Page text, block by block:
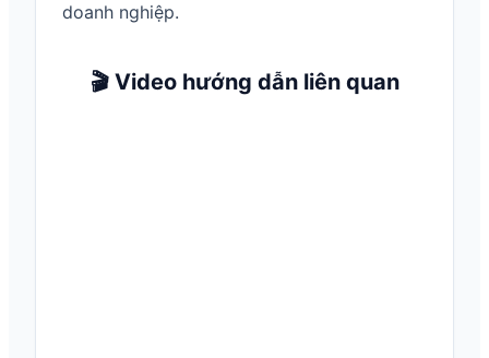
doanh nghiệp.
🎬 Video hướng dẫn liên quan